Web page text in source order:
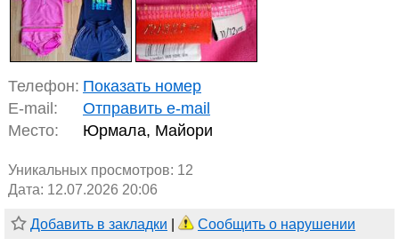
Телефон: Показать номер
E-mail:
Отправить e-mail
Место:
Юрмала, Майори
Уникальных просмотров: 12
Дата: 12.07.2026 20:06
Добавить в закладки Сообщить о нарушении